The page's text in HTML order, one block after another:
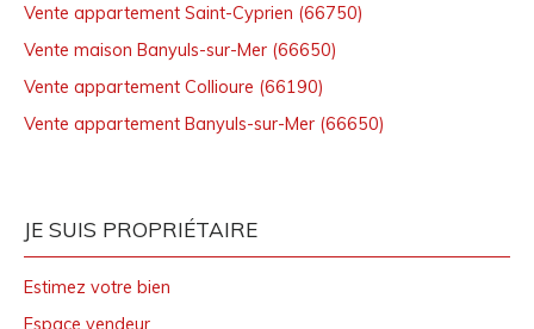
Vente appartement Saint-Cyprien (66750)
Vente maison Banyuls-sur-Mer (66650)
Vente appartement Collioure (66190)
Vente appartement Banyuls-sur-Mer (66650)
JE SUIS PROPRIÉTAIRE
Estimez votre bien
Espace vendeur